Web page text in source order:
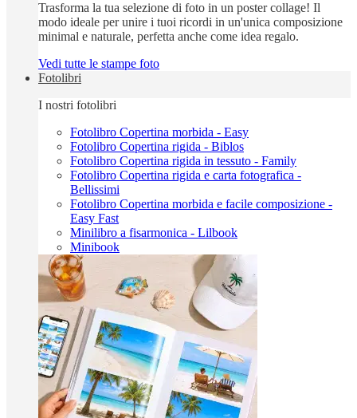
Trasforma la tua selezione di foto in un poster collage! Il
modo ideale per unire i tuoi ricordi in un'unica composizione
minimal e naturale, perfetta anche come idea regalo.
Vedi tutte le stampe foto
Fotolibri
I nostri fotolibri
Fotolibro Copertina morbida - Easy
Fotolibro Copertina rigida - Biblos
Fotolibro Copertina rigida in tessuto - Family
Fotolibro Copertina rigida e carta fotografica -
Bellissimi
Fotolibro Copertina morbida e facile composizione -
Easy Fast
Minilibro a fisarmonica - Lilbook
Minibook